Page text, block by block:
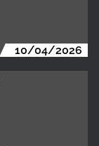
10/04/2026